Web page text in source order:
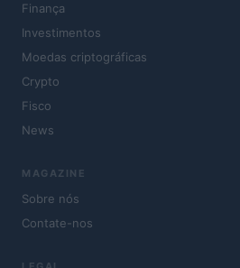
Finança
Investimentos
Moedas criptográficas
Crypto
Fisco
News
MAGAZINE
Sobre nós
Contate-nos